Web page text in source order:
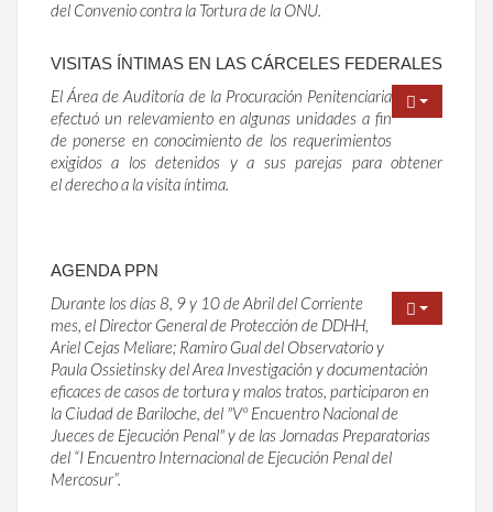
del Convenio contra la Tortura de la ONU.
VISITAS ÍNTIMAS EN LAS CÁRCELES FEDERALES
El Área de Auditoría de la Procuración Penitenciaria
efectuó un relevamiento en algunas unidades a fin
de ponerse en conocimiento de los requerimientos
exigidos a los detenidos y a sus parejas para obtener
el derecho a la visita íntima.
AGENDA PPN
Durante los días 8, 9 y 10 de Abril del Corriente
mes, el Director General de Protección de DDHH,
Ariel Cejas Meliare; Ramiro Gual del Observatorio y
Paula Ossietinsky del Area Investigación y documentación
eficaces de casos de tortura y malos tratos, participaron en
la Ciudad de Bariloche, del "Vº Encuentro Nacional de
Jueces de Ejecución Penal" y de las Jornadas Preparatorias
del “I Encuentro Internacional de Ejecución Penal del
Mercosur”.